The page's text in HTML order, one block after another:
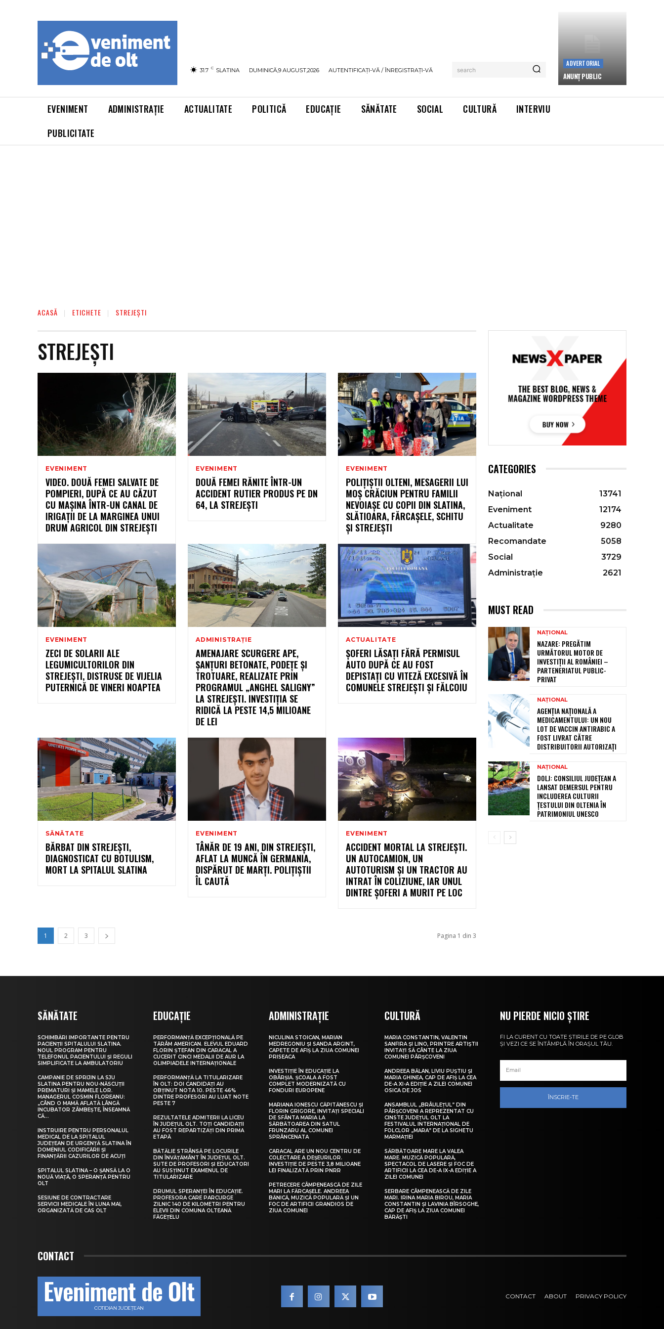
31.7 C SLATINA DUMINICĂ,9 AUGUST,2026 AUTENTIFICAȚI-VĂ / ÎNREGISTRAȚI-VĂ search
ADVERTORIAL
ANUNȚ PUBLIC
EVENIMENT ADMINISTRAȚIE ACTUALITATE POLITICĂ EDUCAȚIE SĂNĂTATE SOCIAL CULTURĂ
INTERVIU
PUBLICITATE
ACASĂ ETICHETE STREJEȘTI
STREJEȘTI
EVENIMENT
VIDEO. DOUĂ FEMEI SALVATE DE
POMPIERI, DUPĂ CE AU CĂZUT
CU MAȘINA ÎNTR-UN CANAL DE
IRIGAȚII DE LA MARGINEA UNUI
DRUM AGRICOL DIN STREJEȘTI
EVENIMENT
DOUĂ FEMEI RĂNITE ÎNTR-UN
ACCIDENT RUTIER PRODUS PE DN
64, LA STREJEȘTI
EVENIMENT
POLIȚIȘTII OLTENI, MESAGERII LUI
MOȘ CRĂCIUN PENTRU FAMILII
NEVOIAȘE CU COPII DIN SLATINA,
SLĂTIOARA, FĂRCAȘELE, SCHITU
ȘI STREJEȘTI
EVENIMENT
ZECI DE SOLARII ALE
LEGUMICULTORILOR DIN
STREJEȘTI, DISTRUSE DE VIJELIA
PUTERNICĂ DE VINERI NOAPTEA
ADMINISTRAȚIE
AMENAJARE SCURGERE APE,
ȘANȚURI BETONATE, PODEȚE ȘI
TROTUARE, REALIZATE PRIN
PROGRAMUL „ANGHEL SALIGNY”
LA STREJEȘTI. INVESTIȚIA SE
RIDICĂ LA PESTE 14,5 MILIOANE
DE LEI
ACTUALITATE
ȘOFERI LĂSAȚI FĂRĂ PERMISUL
AUTO DUPĂ CE AU FOST
DEPISTAȚI CU VITEZĂ EXCESIVĂ ÎN
COMUNELE STREJEȘTI ȘI FĂLCOIU
SĂNĂTATE
BĂRBAT DIN STREJEȘTI,
DIAGNOSTICAT CU BOTULISM,
MORT LA SPITALUL SLATINA
EVENIMENT
TÂNĂR DE 19 ANI, DIN STREJEȘTI,
AFLAT LA MUNCĂ ÎN GERMANIA,
DISPĂRUT DE MARȚI. POLIȚIȘTII
ÎL CAUTĂ
EVENIMENT
ACCIDENT MORTAL LA STREJEȘTI.
UN AUTOCAMION, UN
AUTOTURISM ȘI UN TRACTOR AU
INTRAT ÎN COLIZIUNE, IAR UNUL
DINTRE ȘOFERI A MURIT PE LOC
1 2 3 Pagina 1 din 3
CATEGORIES
Național
13741
Eveniment
12174
Actualitate
9280
Recomandate
5058
Social
3729
Administrație
2621
MUST READ
NAȚIONAL
NAZARE: PREGĂTIM
URMĂTORUL MOTOR DE
INVESTIȚII AL ROMÂNIEI –
PARTENERIATUL PUBLIC-
PRIVAT
NAȚIONAL
AGENȚIA NAȚIONALĂ A
MEDICAMENTULUI: UN NOU
LOT DE VACCIN ANTIRABIC A
FOST LIVRAT CĂTRE
DISTRIBUITORII AUTORIZAȚI
NAȚIONAL
DOLJ: CONSILIUL JUDEȚEAN A
LANSAT DEMERSUL PENTRU
INCLUDEREA CULTURII
ȚESTULUI DIN OLTENIA ÎN
PATRIMONIUL UNESCO
SĂNĂTATE
SCHIMBĂRI IMPORTANTE PENTRU
PACIENȚII SPITALULUI SLATINA.
NOUL PROGRAM PENTRU
TELEFONUL PACIENTULUI ȘI REGULI
SIMPLIFICATE LA AMBULATORIU
CAMPANIE DE SPRIJIN LA SJU
SLATINA PENTRU NOU-NĂSCUȚII
PREMATURI ȘI MAMELE LOR.
MANAGERUL COSMIN FLOREANU:
„CÂND O MAMĂ AFLATĂ LÂNGĂ
INCUBATOR ZÂMBEȘTE, ÎNSEAMNĂ
CĂ...
INSTRUIRE PENTRU PERSONALUL
MEDICAL DE LA SPITALUL
JUDEȚEAN DE URGENȚĂ SLATINA ÎN
DOMENIUL CODIFICĂRII ȘI
FINANȚĂRII CAZURILOR DE ACUȚI
SPITALUL SLATINA – O ȘANSĂ LA O
NOUĂ VIAȚĂ, O SPERANȚĂ PENTRU
OLT
SESIUNE DE CONTRACTARE
SERVICII MEDICALE ÎN LUNA MAI,
ORGANIZATĂ DE CAS OLT
EDUCAȚIE
PERFORMANȚĂ EXCEPȚIONALĂ PE
TĂRÂM AMERICAN. ELEVUL EDUARD
FLORIN ȘTEFAN DIN CARACAL A
CUCERIT CINCI MEDALII DE AUR LA
OLIMPIADELE INTERNAȚIONALE
PERFORMANȚĂ LA TITULARIZARE
ÎN OLT: DOI CANDIDAȚI AU
OBȚINUT NOTA 10. PESTE 46%
DINTRE PROFESORI AU LUAT NOTE
PESTE 7
REZULTATELE ADMITERII LA LICEU
ÎN JUDEȚUL OLT. TOȚI CANDIDAȚII
AU FOST REPARTIZAȚI DIN PRIMA
ETAPĂ
BĂTĂLIE STRÂNSĂ PE LOCURILE
DIN ÎNVĂȚĂMÂNT ÎN JUDEȚUL OLT.
SUTE DE PROFESORI ȘI EDUCATORI
AU SUSȚINUT EXAMENUL DE
TITULARIZARE
DRUMUL SPERANȚEI ÎN EDUCAȚIE.
PROFESORA CARE PARCURGE
ZILNIC 140 DE KILOMETRI PENTRU
ELEVII DIN COMUNA OLTEANĂ
FĂGEȚELU
ADMINISTRAȚIE
NICULINA STOICAN, MARIAN
MEDREGONIU ȘI SANDA ARGINT,
CAPETE DE AFIȘ LA ZIUA COMUNEI
PRISEACA
INVESTIȚIE ÎN EDUCAȚIE LA
OBÂRȘIA. ȘCOALA A FOST
COMPLET MODERNIZATĂ CU
FONDURI EUROPENE
MARIANA IONESCU CĂPITĂNESCU ȘI
FLORIN GRIGORE, INVITAȚI SPECIALI
DE SFÂNTA MARIA LA
SĂRBĂTOAREA DIN SATUL
FRUNZARU AL COMUNEI
SPRÂNCENATA
CARACAL ARE UN NOU CENTRU DE
COLECTARE A DEȘEURILOR.
INVESTIȚIE DE PESTE 3,8 MILIOANE
LEI FINALIZATĂ PRIN PNRR
PETRECERE CÂMPENEASCĂ DE ZILE
MARI LA FĂRCAȘELE. ANDREEA
BĂNICĂ, MUZICĂ POPULARĂ ȘI UN
FOC DE ARTIFICII GRANDIOS DE
ZIUA COMUNEI
CULTURĂ
MARIA CONSTANTIN, VALENTIN
SANFIRA ȘI LINO, PRINTRE ARTIȘTII
INVITAȚI SĂ CÂNTE LA ZIUA
COMUNEI PÂRȘCOVENI
ANDREEA BĂLAN, LIVIU PUȘTIU ȘI
MARIA GHINEA, CAP DE AFIȘ LA CEA
DE-A XI-A EDIȚIE A ZILEI COMUNEI
OSICA DE JOS
ANSAMBLUL „BRÂULEȚUL” DIN
PÂRȘCOVENI A REPREZENTAT CU
CINSTE JUDEȚUL OLT LA
FESTIVALUL INTERNAȚIONAL DE
FOLCLOR „MARA” DE LA SIGHETU
MARMAȚIEI
SĂRBĂTOARE MARE LA VALEA
MARE. MUZICĂ POPULARĂ,
SPECTACOL DE LASERE ȘI FOC DE
ARTIFICII LA CEA DE-A IX-A EDIȚIE A
ZILEI COMUNEI
SERBARE CÂMPENEASCĂ DE ZILE
MARI. IRINA MARIA BIROU, MARIA
CONSTANTIN ȘI LAVINIA BÎRSOGHE,
CAP DE AFIȘ LA ZIUA COMUNEI
BĂRĂȘTI
NU PIERDE NICIO ȘTIRE
FI LA CURENT CU TOATE ȘTIRILE DE PE GLOB
ȘI VEZI CE SE ÎNTÂMPLĂ ÎN ORAȘUL TĂU.
ÎNSCRIE-TE
CONTACT
Eveniment de Olt
COTIDIAN JUDEȚEAN
CONTACT ABOUT PRIVACY POLICY